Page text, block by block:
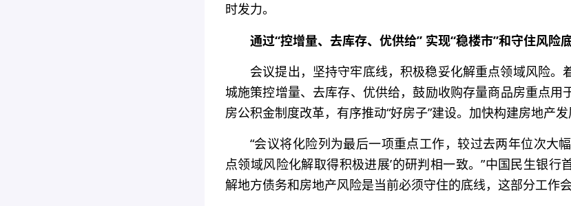
时发力。
通过“控增量、去库存、优供给” 实现“稳楼市”和守住风险
会议提出，坚持守牢底线，积极稳妥化解重点领域风险。
城施策控增量、去库存、优供给，鼓励收购存量商品房重点用
房公积金制度改革，有序推动“好房子”建设。加快构建房地产发
“会议将化险列为最后一项重点工作，较过去两年位次大
点领域风险化解取得积极进展’的研判相一致。”中国民生银行
解地方债务和房地产风险是当前必须守住的底线，这部分工作会